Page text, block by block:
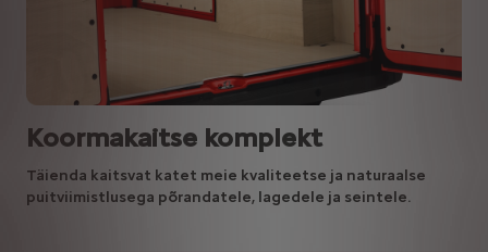
Koormakaitse komplekt
Täienda kaitsvat katet meie kvaliteetse ja naturaalse
puitviimistlusega põrandatele, lagedele ja seintele.